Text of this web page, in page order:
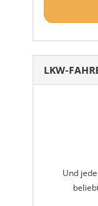
LKW-
Und